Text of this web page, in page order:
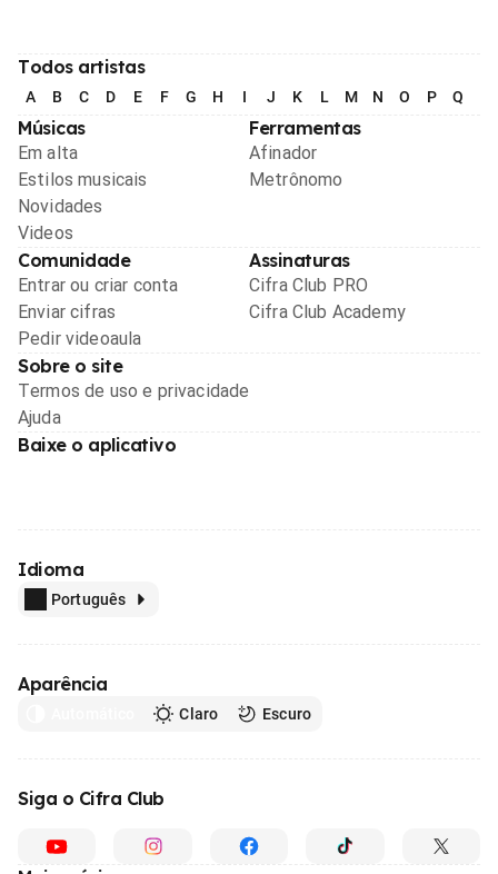
Todos artistas
A B C D E F G H I J K L M N O P Q
Músicas
Em alta
Estilos musicais
Novidades
Videos
Ferramentas
Afinador
Metrônomo
Comunidade
Entrar ou criar conta
Enviar cifras
Pedir videoaula
Assinaturas
Cifra Club PRO
Cifra Club Academy
Sobre o site
Termos de uso e privacidade
Ajuda
Baixe o aplicativo
Idioma
Português
Aparência
Claro Escuro
Siga o Cifra Club